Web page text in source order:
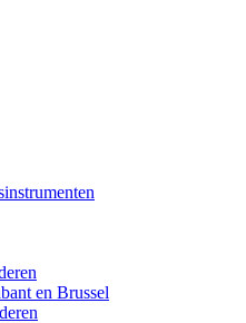
en Brussel